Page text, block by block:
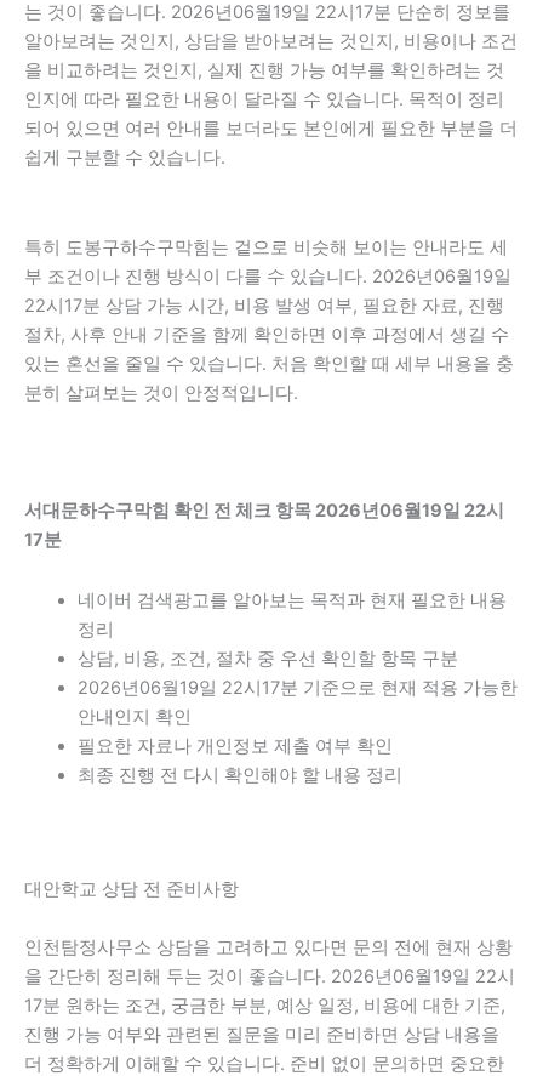
는 것이 좋습니다. 2026년06월19일 22시17분 단순히 정보를
알아보려는 것인지, 상담을 받아보려는 것인지, 비용이나 조건
을 비교하려는 것인지, 실제 진행 가능 여부를 확인하려는 것
인지에 따라 필요한 내용이 달라질 수 있습니다. 목적이 정리
되어 있으면 여러 안내를 보더라도 본인에게 필요한 부분을 더
쉽게 구분할 수 있습니다.
특히 도봉구하수구막힘는 겉으로 비슷해 보이는 안내라도 세
부 조건이나 진행 방식이 다를 수 있습니다. 2026년06월19일
22시17분 상담 가능 시간, 비용 발생 여부, 필요한 자료, 진행
절차, 사후 안내 기준을 함께 확인하면 이후 과정에서 생길 수
있는 혼선을 줄일 수 있습니다. 처음 확인할 때 세부 내용을 충
분히 살펴보는 것이 안정적입니다.
서대문하수구막힘 확인 전 체크 항목 2026년06월19일 22시
17분
네이버 검색광고를 알아보는 목적과 현재 필요한 내용
정리
상담, 비용, 조건, 절차 중 우선 확인할 항목 구분
2026년06월19일 22시17분 기준으로 현재 적용 가능한
안내인지 확인
필요한 자료나 개인정보 제출 여부 확인
최종 진행 전 다시 확인해야 할 내용 정리
대안학교 상담 전 준비사항
인천탐정사무소 상담을 고려하고 있다면 문의 전에 현재 상황
을 간단히 정리해 두는 것이 좋습니다. 2026년06월19일 22시
17분 원하는 조건, 궁금한 부분, 예상 일정, 비용에 대한 기준,
진행 가능 여부와 관련된 질문을 미리 준비하면 상담 내용을
더 정확하게 이해할 수 있습니다. 준비 없이 문의하면 중요한